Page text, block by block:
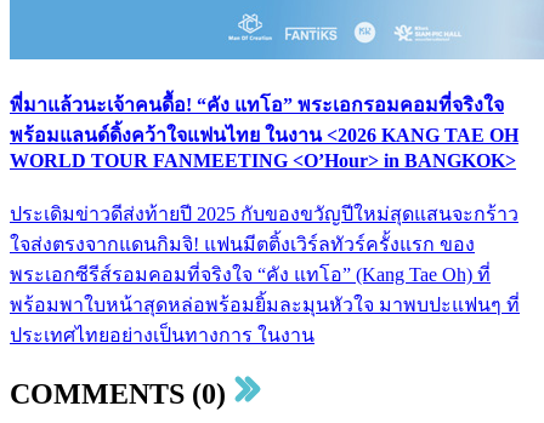
พี่มาแล้วนะเจ้าคนดื้อ! “คัง แทโอ” พระเอกรอมคอมที่จริงใจ
พร้อมแลนด์ดิ้งคว้าใจแฟนไทย ในงาน <2026 KANG TAE OH
WORLD TOUR FANMEETING <O’Hour> in BANGKOK>
ประเดิมข่าวดีส่งท้ายปี 2025 กับของขวัญปีใหม่สุดแสนจะกร้าว
ใจส่งตรงจากแดนกิมจิ! แฟนมีตติ้งเวิร์ลทัวร์ครั้งแรก ของ
พระเอกซีรีส์รอมคอมที่จริงใจ “คัง แทโอ” (Kang Tae Oh) ที่
พร้อมพาใบหน้าสุดหล่อพร้อมยิ้มละมุนหัวใจ มาพบปะแฟนๆ ที่
ประเทศไทยอย่างเป็นทางการ ในงาน
COMMENTS (0)